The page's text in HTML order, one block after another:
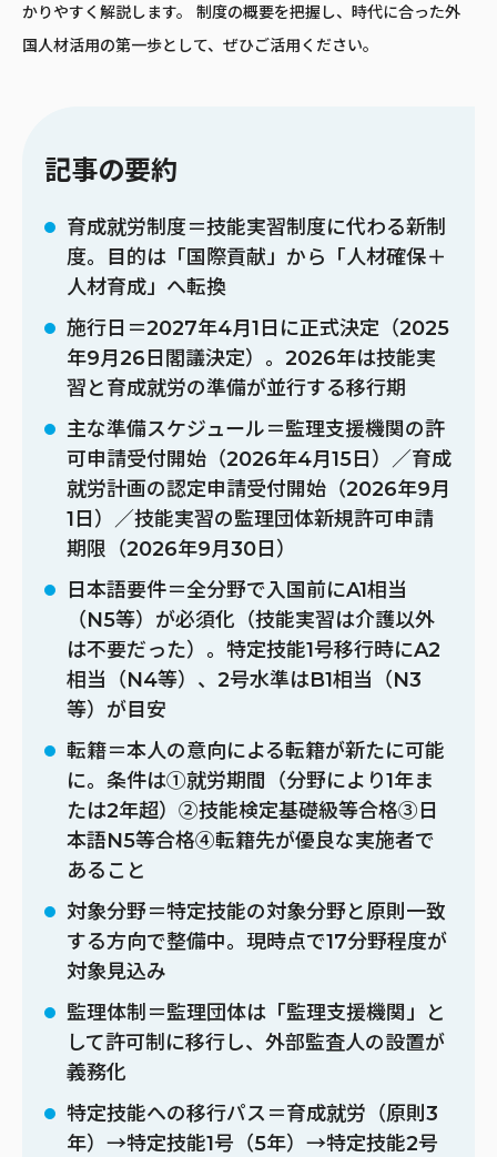
かりやすく解説します。 制度の概要を把握し、時代に合った外
国人材活用の第一歩として、ぜひご活用ください。
記事の要約
育成就労制度＝技能実習制度に代わる新制
度。目的は「国際貢献」から「人材確保＋
人材育成」へ転換
施行日＝2027年4月1日に正式決定（2025
年9月26日閣議決定）。2026年は技能実
習と育成就労の準備が並行する移行期
主な準備スケジュール＝監理支援機関の許
可申請受付開始（2026年4月15日）／育成
就労計画の認定申請受付開始（2026年9月
1日）／技能実習の監理団体新規許可申請
期限（2026年9月30日）
日本語要件＝全分野で入国前にA1相当
（N5等）が必須化（技能実習は介護以外
は不要だった）。特定技能1号移行時にA2
相当（N4等）、2号水準はB1相当（N3
等）が目安
転籍＝本人の意向による転籍が新たに可能
に。条件は①就労期間（分野により1年ま
たは2年超）②技能検定基礎級等合格③日
本語N5等合格④転籍先が優良な実施者で
あること
対象分野＝特定技能の対象分野と原則一致
する方向で整備中。現時点で17分野程度が
対象見込み
監理体制＝監理団体は「監理支援機関」と
して許可制に移行し、外部監査人の設置が
義務化
特定技能への移行パス＝育成就労（原則3
年）→特定技能1号（5年）→特定技能2号